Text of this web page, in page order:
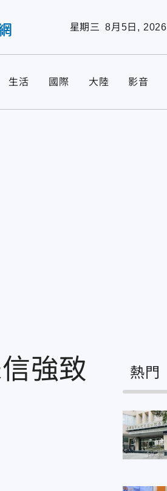
星期三 8月5日, 2026
生活 國際 大陸 影音
強致
熱門